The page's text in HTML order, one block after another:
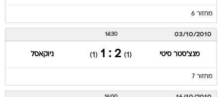
מחזור 6
03/10/2010
14:30
מנצ'סטר סיטי (1)
2 : 1
(1) ניוקאסל
מחזור 7